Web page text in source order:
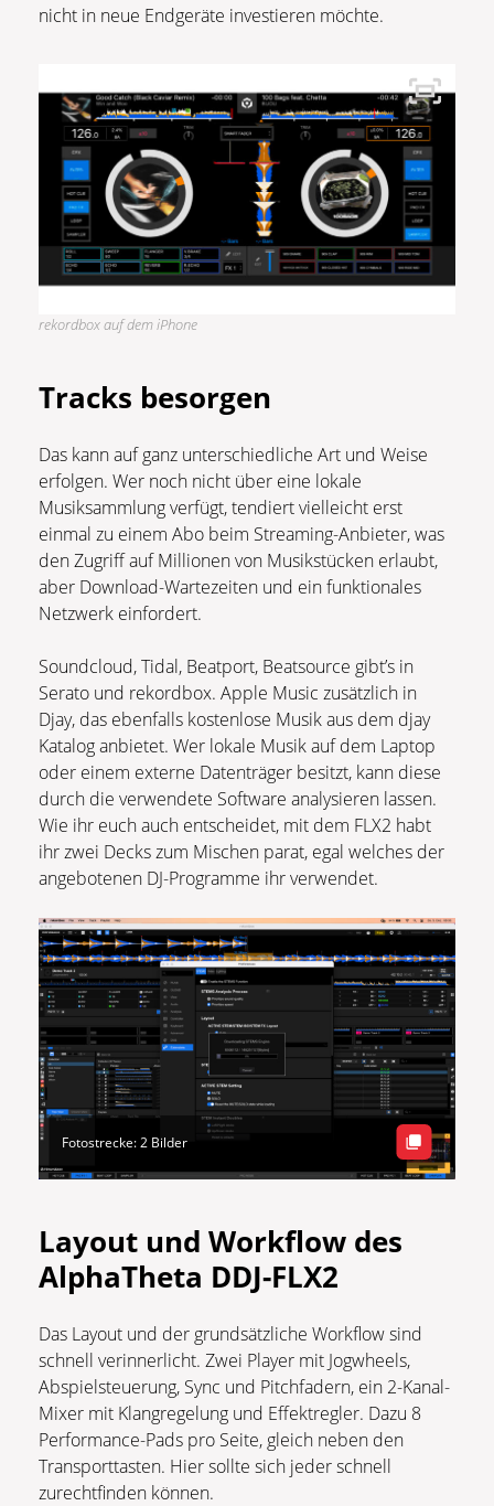
nicht in neue Endgeräte investieren möchte.
rekordbox auf dem iPhone
Tracks besorgen
Das kann auf ganz unterschiedliche Art und Weise
erfolgen. Wer noch nicht über eine lokale
Musiksammlung verfügt, tendiert vielleicht erst
einmal zu einem Abo beim Streaming-Anbieter, was
den Zugriff auf Millionen von Musikstücken erlaubt,
aber Download-Wartezeiten und ein funktionales
Netzwerk einfordert.
Soundcloud, Tidal, Beatport, Beatsource gibt’s in
Serato und rekordbox. Apple Music zusätzlich in
Djay, das ebenfalls kostenlose Musik aus dem djay
Katalog anbietet. Wer lokale Musik auf dem Laptop
oder einem externe Datenträger besitzt, kann diese
durch die verwendete Software analysieren lassen.
Wie ihr euch auch entscheidet, mit dem FLX2 habt
ihr zwei Decks zum Mischen parat, egal welches der
angebotenen DJ-Programme ihr verwendet.
Fotostrecke: 2 Bilder
Layout und Workflow des
AlphaTheta DDJ-FLX2
Das Layout und der grundsätzliche Workflow sind
schnell verinnerlicht. Zwei Player mit Jogwheels,
Abspielsteuerung, Sync und Pitchfadern, ein 2-Kanal-
Mixer mit Klangregelung und Effektregler. Dazu 8
Performance-Pads pro Seite, gleich neben den
Transporttasten. Hier sollte sich jeder schnell
zurechtfinden können.